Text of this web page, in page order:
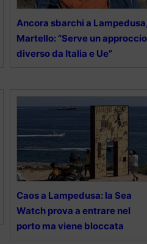
Ancora sbarchi a Lampedusa,
Martello: “Serve un approccio
diverso da Italia e Ue”
Caos a Lampedusa: la Sea
Watch prova a entrare nel
porto ma viene bloccata